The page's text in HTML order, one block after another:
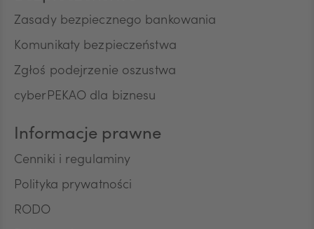
na kontakt telefoniczny, w celu przedstawiania
przez Bank w rozmowach telefonicznych informacji
przez Bank automatycznych systemów
Na podstawie niniejszej zgody mogą być
Pana/Pani danych osobowych: identyfikacyjne,
poziomu wykształcenia oraz posiadanych
produktów finansowych. Niniejszą zgodę składam
dobrowolnie i oświadczam, że zostałem/am/
Zasady bezpiecznego bankowania
Komunikaty bezpieczeństwa
Zgłoś podejrzenie oszustwa
cyberPEKAO dla biznesu
Informacje prawne
Cenniki i regulaminy
Polityka prywatności
RODO